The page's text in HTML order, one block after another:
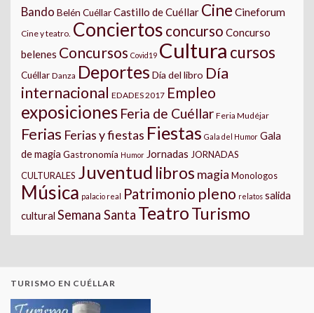
Bando Belén CuéllarCastillo de Cuéllar Cine Cineforum
Cine y teatro. Conciertos concurso Concurso
belenes Concursos Covid19 Cultura cursos
Cuéllar Danza Deportes Día del libro Día
internacional EDADES 2017 Empleo
exposiciones Feria de Cuéllar Feria Mudéjar
Ferias Ferias y fiestas Fiestas Gala del Humor Gala
de magia Gastronomía Humor Jornadas JORNADAS
CULTURALES Juventud libros magia Monologos
Música palacio real Patrimonio pleno relatos salida
cultural Semana Santa TeatroTurismo
TURISMO EN CUÉLLAR